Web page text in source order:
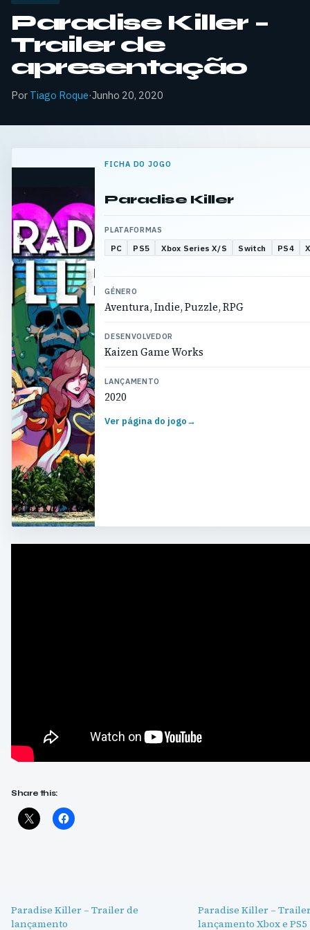
Paradise Killer –
Trailer de
apresentação
Por Tiago Roque·Junho 20, 2020
FICHA DO JOGO
Paradise Killer
PLATAFORMAS
PC PS5 Xbox Series X/S Switch PS4
GÉNERO
Aventura, Indie, Puzzle, RPG
DESENVOLVEDOR
Kaizen Game Works
LANÇAMENTO
2020
Ver página do jogo→
Share this:
Paradise Killer – Trailer de
lançamento
Paradise Killer –
lançamento Xbox e PS5